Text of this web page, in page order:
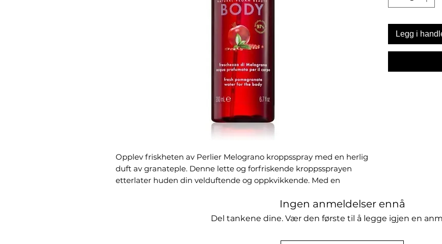
Opplev friskheten av Perlier Melograno kroppsspray med en herlig
duft av granateple. Denne lette og forfriskende kroppssprayen
etterlater huden din velduftende og oppkvikkende. Med en
overalt for å friske opp huden din når som helst på dagen. Denne
hudpleieprodukt er rik på antioksidanter og gir næring til huden,
oppfriskende opplevelse med Perlier Melograno kroppsspray, som
Legg i
Ingen anmeldelser ennå
Del tankene dine. Vær den første til å legge igjen en